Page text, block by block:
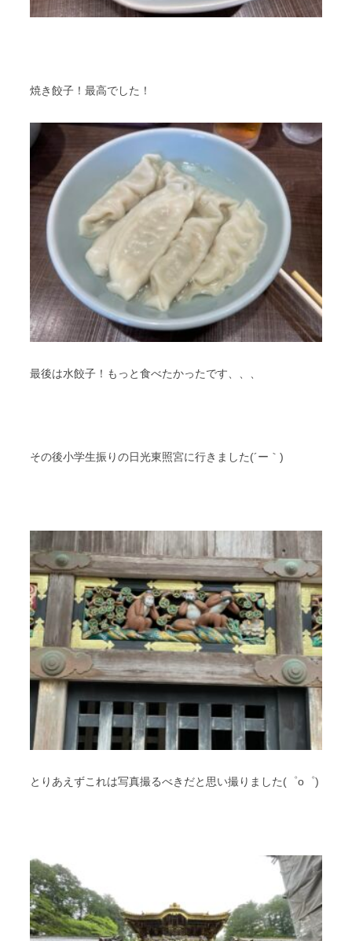
焼き餃子！最高でした！
最後は水餃子！もっと食べたかったです、、、
その後小学生振りの日光東照宮に行きました(´ー｀)
とりあえずこれは写真撮るべきだと思い撮りました(゜o゜)